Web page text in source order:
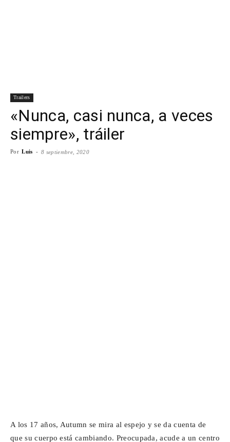
Trailers
«Nunca, casi nunca, a veces
siempre», tráiler
Por Luis - 8 septiembre, 2020
A los 17 años, Autumn se mira al espejo y se da cuenta de
que su cuerpo está cambiando. Preocupada, acude a un centro